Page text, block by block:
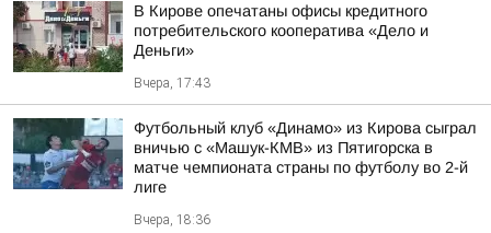
В Кирове опечатаны офисы кредитного
потребительского кооператива «Дело и
Деньги»
Вчера, 17:43
Футбольный клуб «Динамо» из Кирова сыграл
вничью с «Машук-КМВ» из Пятигорска в
матче чемпионата страны по футболу во 2-й
лиге
Вчера, 18:36